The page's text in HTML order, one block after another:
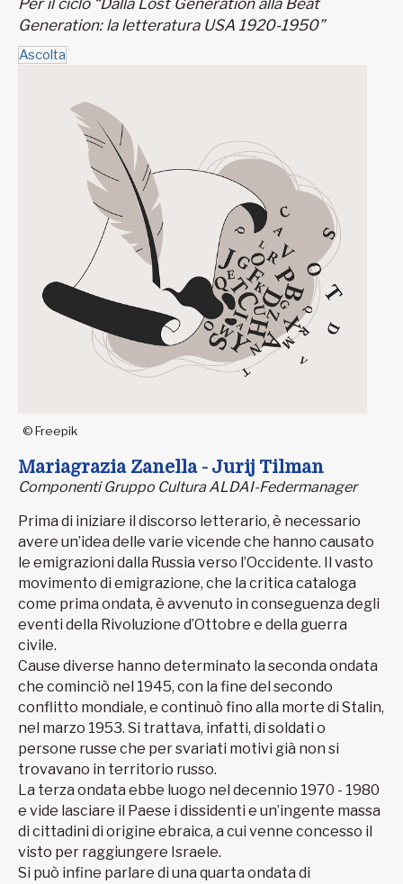
Per il ciclo “Dalla Lost Generation alla Beat
Generation: la letteratura USA 1920-1950”
Ascolta
© Freepik
Mariagrazia Zanella - Jurij Tilman
Componenti Gruppo Cultura ALDAI-Federmanager
Prima di iniziare il discorso letterario, è necessario
avere un’idea delle varie vicende che hanno causato
le emigrazioni dalla Russia verso l’Occidente. Il vasto
movimento di emigrazione, che la critica cataloga
come prima ondata, è avvenuto in conseguenza degli
eventi della Rivoluzione d’Ottobre e della guerra
civile.
Cause diverse hanno determinato la seconda ondata
che cominciò nel 1945, con la fine del secondo
conflitto mondiale, e continuò fino alla morte di Stalin,
nel marzo 1953. Si trattava, infatti, di soldati o
persone russe che per svariati motivi già non si
trovavano in territorio russo.
La terza ondata ebbe luogo nel decennio 1970 - 1980
e vide lasciare il Paese i dissidenti e un’ingente massa
di cittadini di origine ebraica, a cui venne concesso il
visto per raggiungere Israele.
Si può infine parlare di una quarta ondata di